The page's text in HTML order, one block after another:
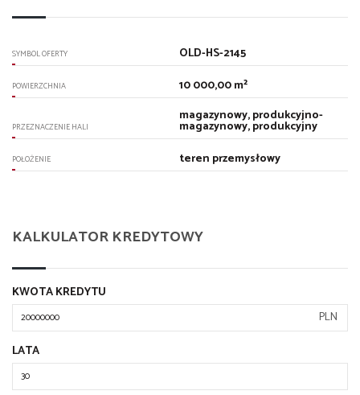
SYMBOL OFERTY OLD-HS-2145
POWIERZCHNIA 10 000,00 m²
PRZEZNACZENIE HALI
magazynowy, produkcyjno-
magazynowy, produkcyjny
POŁOŻENIE teren przemysłowy
KALKULATOR KREDYTOWY
KWOTA KREDYTU
PLN
LATA